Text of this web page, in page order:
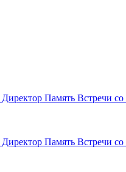
Директор Память Встречи со
Директор Память Встречи со